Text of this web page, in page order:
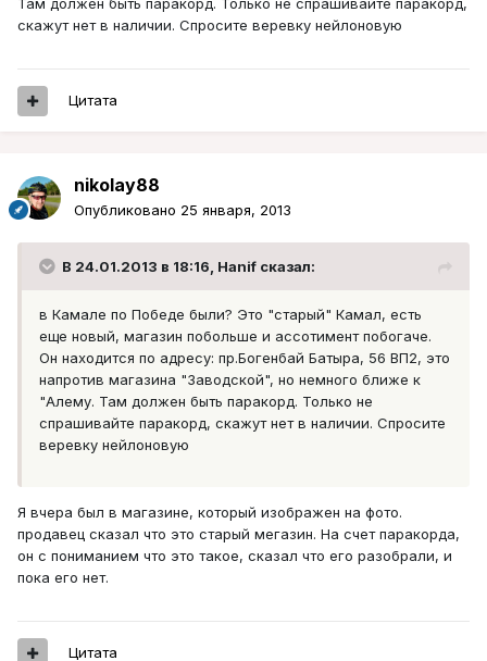
Там должен быть паракорд. Только не спрашивайте паракорд,
скажут нет в наличии. Спросите веревку нейлоновую
Цитата
nikolay88
Опубликовано 25 января, 2013
В 24.01.2013 в 18:16, Hanif сказал:
в Камале по Победе были? Это "старый" Камал, есть
еще новый, магазин побольше и ассотимент побогаче.
Он находится по адресу: пр.Богенбай Батыра, 56 ВП2, это
напротив магазина "Заводской", но немного ближе к
"Алему. Там должен быть паракорд. Только не
спрашивайте паракорд, скажут нет в наличии. Спросите
веревку нейлоновую
Я вчера был в магазине, который изображен на фото.
продавец сказал что это старый мегазин. На счет паракорда,
он с пониманием что это такое, сказал что его разобрали, и
пока его нет.
Цитата